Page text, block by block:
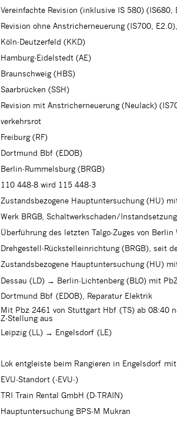
Vereinfachte Revision (inklusive IS 580) (IS680,
Revision ohne Anstricherneuerung (IS700,
Köln-Deutzerfeld (KKD)
Hamburg-Eidelstedt (AE)
Braunschweig (HBS)
Saarbrücken (SSH)
Revision mit Anstricherneuerung (Neulack)
verkehrsrot
Freiburg (RF)
Dortmund Bbf (EDOB)
Berlin-Rummelsburg (BRGB)
110 448-8 wird 115 448-3
Zustandsbezogene Hauptuntersuchung (HU)
Werk BRGB, Schaltwerkschaden/Instandsetzung
Überführung des letzten Talgo-Zuges von Berlin
Drehgestell-Rückstelleinrichtung (BRGB), seit
Zustandsbezogene Hauptuntersuchung (HU)
Dessau (LD) → Berlin-Lichtenberg (BLO) mit
Dortmund Bbf (EDOB), Reparatur Elektrik
Mit Pbz 2461 von Stuttgart Hbf (TS) ab 08:40
Z-Stellung aus
Leipzig (LL) → Engelsdorf (LE)
Lok entgleiste beim Rangieren in Engelsdorf
EVU-Standort (-EVU-)
TRI Train Rental GmbH (D-TRAIN)
Hauptuntersuchung BPS-M Mukran